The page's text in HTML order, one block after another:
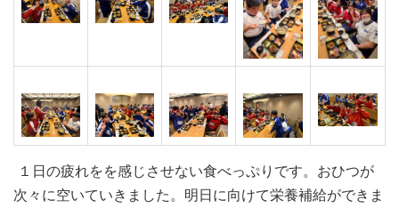
１日の疲れをを感じさせない食べっぷりです。おひつが
次々に空いていきました。明日に向けて栄養補給ができま